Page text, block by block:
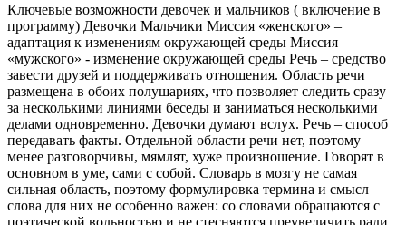
Ключевые возможности девочек и мальчиков ( включение в
программу) Девочки Мальчики Миссия «женского» –
адаптация к изменениям окружающей среды Миссия
«мужского» - изменение окружающей среды Речь – средство
завести друзей и поддерживать отношения. Область речи
размещена в обоих полушариях, что позволяет следить сразу
за несколькими линиями беседы и заниматься несколькими
делами одновременно. Девочки думают вслух. Речь – способ
передавать факты. Отдельной области речи нет, поэтому
менее разговорчивы, мямлят, хуже произношение. Говорят в
основном в уме, сами с собой. Словарь в мозгу не самая
сильная область, поэтому формулировка термина и смысл
слова для них не особенно важен: со словами обращаются с
поэтической вольностью и не стесняются преувеличить ради